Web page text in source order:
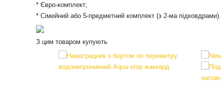
* Євро-комплект;
* Сімейний або 5-предметний комплект (з 2-ма підковдрами).
З цим товаром купують